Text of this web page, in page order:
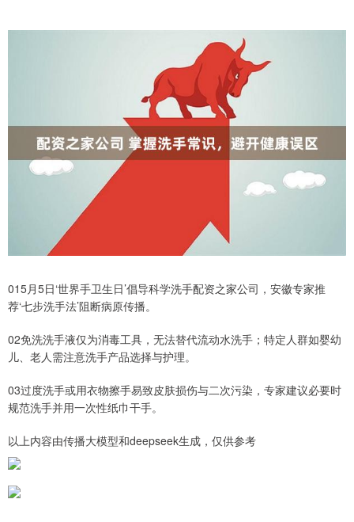
015月5日‘世界手卫生日’倡导科学洗手配资之家公司，安徽专家推
荐‘七步洗手法’阻断病原传播。
02免洗洗手液仅为消毒工具，无法替代流动水洗手；特定人群如婴幼
儿、老人需注意洗手产品选择与护理。
03过度洗手或用衣物擦手易致皮肤损伤与二次污染，专家建议必要时
规范洗手并用一次性纸巾干手。
以上内容由传播大模型和deepseek生成，仅供参考